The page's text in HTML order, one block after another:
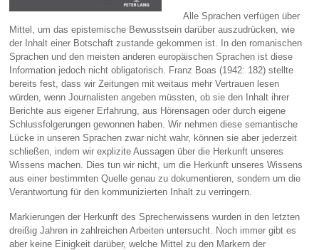
Alle Sprachen verfügen über
Mittel, um das epistemische Bewusstsein darüber auszudrücken, wie
der Inhalt einer Botschaft zustande gekommen ist. In den romanischen
Sprachen und den meisten anderen europäischen Sprachen ist diese
Information jedoch nicht obligatorisch. Franz Boas (1942: 182) stellte
bereits fest, dass wir Zeitungen mit weitaus mehr Vertrauen lesen
würden, wenn Journalisten angeben müssten, ob sie den Inhalt ihrer
Berichte aus eigener Erfahrung, aus Hörensagen oder durch eigene
Schlussfolgerungen gewonnen haben. Wir nehmen diese semantische
Lücke in unseren Sprachen zwar nicht wahr, können sie aber jederzeit
schließen, indem wir explizite Aussagen über die Herkunft unseres
Wissens machen. Dies tun wir nicht, um die Herkunft unseres Wissens
aus einer bestimmten Quelle genau zu dokumentieren, sondern um die
Verantwortung für den kommunizierten Inhalt zu verringern.
Markierungen der Herkunft des Sprecherwissens wurden in den letzten
dreißig Jahren in zahlreichen Arbeiten untersucht. Noch immer gibt es
aber keine Einigkeit darüber, welche Mittel zu den Markern der